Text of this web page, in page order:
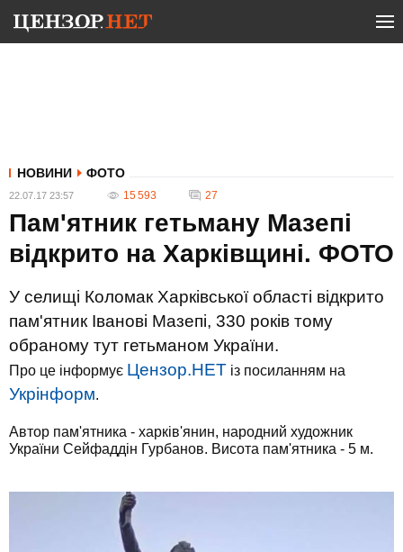
НОВИНИ ФОТО
22.07.17 23:57 15 593 27
Пам'ятник гетьману Мазепі
відкрито на Харківщині. ФОТО
У селищі Коломак Харківської області відкрито
пам'ятник Іванові Мазепі, 330 років тому
обраному тут гетьманом України.
Про це інформує Цензор.НЕТ із посиланням на
Укрінформ.
Автор пам'ятника - харків'янин, народний художник
України Сейфаддін Гурбанов. Висота пам'ятника - 5 м.